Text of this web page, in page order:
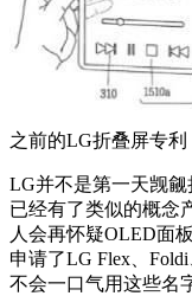
之前的LG折叠屏专利
LG并不是第一天觊
已经有了类似的概念
人会再怀疑OLED面
申请了LG Flex、
不会一口气用这些名